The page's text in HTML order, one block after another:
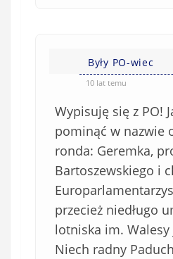
Były PO-wiec
10 lat temu
Wypisuję się z PO!
pominąć w nazwie
ronda: Geremka,
Bartoszewskiego i
przecież niedługo
lotniska im.
Niech radny